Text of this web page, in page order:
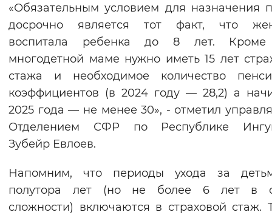
«Обязательным условием для назначения
досрочно является тот факт, что
воспитала ребенка до 8 лет. Кроме
многодетной маме нужно иметь 15 лет
стажа и необходимое количество
коэффициентов (в 2024 году — 28,2) а
2025 года — не менее 30», - отметил
Отделением СФР по Республике
Зубейр Евлоев.
Напомним, что периоды ухода за
полутора лет (но не более 6 лет в
сложности) включаются в страховой стаж.